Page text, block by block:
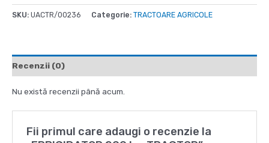
200
SKU: UACTR/00236 Categorie: TRACTOARE AGRICOLE
Recenzii (0)
Nu există recenzii până acum.
Fii primul care adaugi o recenzie la